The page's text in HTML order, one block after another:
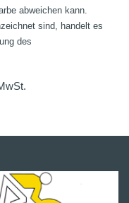
abweichen kann.
sind, handelt es
des